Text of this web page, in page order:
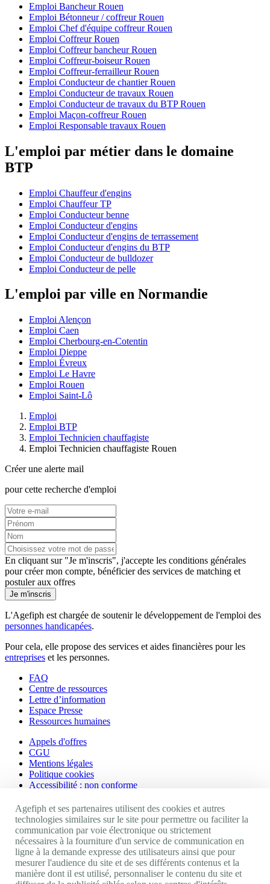
Emploi Bancheur Rouen
Emploi Bétonneur / coffreur Rouen
Emploi Chef d'équipe coffreur Rouen
Emploi Coffreur Rouen
Emploi Coffreur bancheur Rouen
Emploi Coffreur-boiseur Rouen
Emploi Coffreur-ferrailleur Rouen
Emploi Conducteur de chantier Rouen
Emploi Conducteur de travaux Rouen
Emploi Conducteur de travaux du BTP Rouen
Emploi Maçon-coffreur Rouen
Emploi Responsable travaux Rouen
L'emploi par métier dans le domaine
BTP
Emploi Chauffeur d'engins
Emploi Chauffeur TP
Emploi Conducteur benne
Emploi Conducteur d'engins
Emploi Conducteur d'engins de terrassement
Emploi Conducteur d'engins du BTP
Emploi Conducteur de bulldozer
Emploi Conducteur de pelle
L'emploi par ville en Normandie
Emploi Alençon
Emploi Caen
Emploi Cherbourg-en-Cotentin
Emploi Dieppe
Emploi Évreux
Emploi Le Havre
Emploi Rouen
Emploi Saint-Lô
Emploi
Emploi BTP
Emploi Technicien chauffagiste
Emploi Technicien chauffagiste Rouen
Créer une alerte mail
pour cette recherche d'emploi
En cliquant sur "Je m'inscris", j'accepte les conditions générales
pour créer mon compte, bénéficier des services de matching et
postuler aux offres
Je m'inscris
L'Agefiph est chargée de soutenir le développement de l'emploi des
personnes handicapées.
Pour cela, elle propose des services et aides financières pour les
entreprises et les personnes.
FAQ
Centre de ressources
Lettre d’information
Espace Presse
Ressources humaines
Appels d'offres
CGU
Mentions légales
Politique cookies
Accessibilité : non conforme
Nos autres sites
Site portail Agefiph
Activateur de progrès
Handinnov
Innovation et recherche
Université du RRH
Agefiph et ses partenaires utilisent des cookies et autres
technologies similaires sur le site pour permettre ou faciliter la
communication par voie électronique ou strictement
nécessaires à la fourniture d'un service de communication en
ligne à la demande expresse des utilisateurs ainsi que pour
mesurer l'audience du site et de ses différents contenus et la
manière dont il est utilisé, personnaliser le contenu du site et